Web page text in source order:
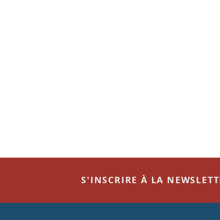
S'INSCRIRE À LA